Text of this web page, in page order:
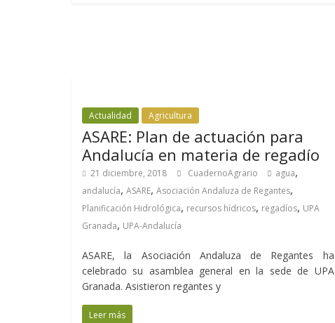
Actualidad Agricultura
ASARE: Plan de actuación para
Andalucía en materia de regadío
21 diciembre, 2018 CuadernoAgrario agua,
andalucía, ASARE, Asociación Andaluza de Regantes,
Planificación Hidrológica, recursos hídricos, regadíos, UPA
Granada, UPA-Andalucía
ASARE, la Asociación Andaluza de Regantes ha
celebrado su asamblea general en la sede de UPA
Granada. Asistieron regantes y
Leer más